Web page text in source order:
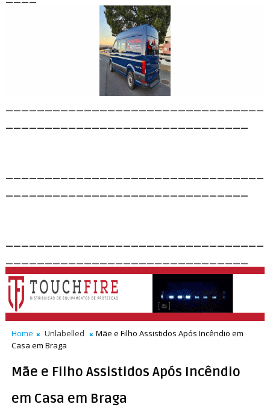
Home Unlabelled
Mãe e Filho Assistidos Após Incêndio em
Casa em Braga
Mãe e Filho Assistidos Após Incêndio
em Casa em Braga